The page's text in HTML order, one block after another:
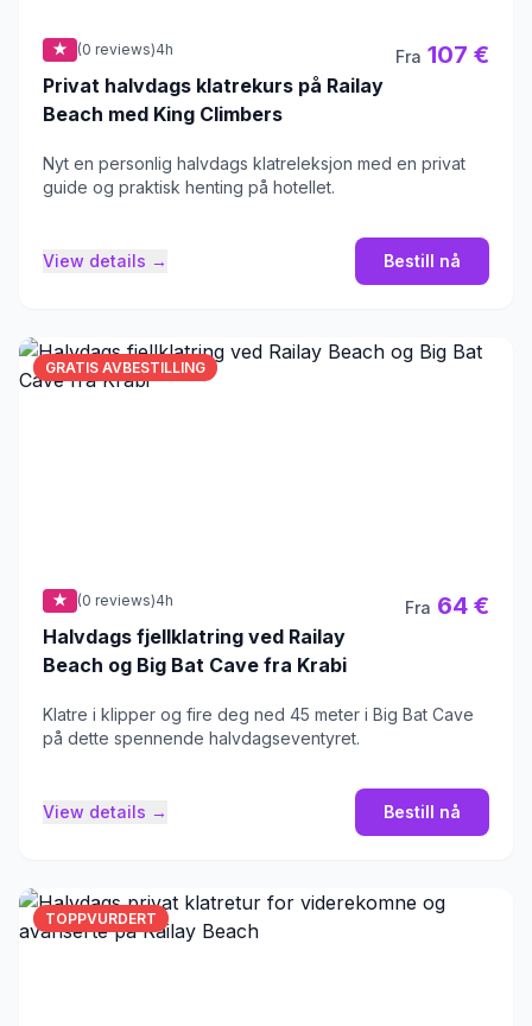
★ (0 reviews)4h
Privat halvdags klatrekurs på Railay
Beach med King Climbers
Fra 107 €
Nyt en personlig halvdags klatreleksjon med en privat
guide og praktisk henting på hotellet.
View details → Bestill nå
GRATIS AVBESTILLING
★ (0 reviews)4h
Halvdags fjellklatring ved Railay
Beach og Big Bat Cave fra Krabi
Fra 64 €
Klatre i klipper og fire deg ned 45 meter i Big Bat Cave
på dette spennende halvdagseventyret.
View details → Bestill nå
TOPPVURDERT